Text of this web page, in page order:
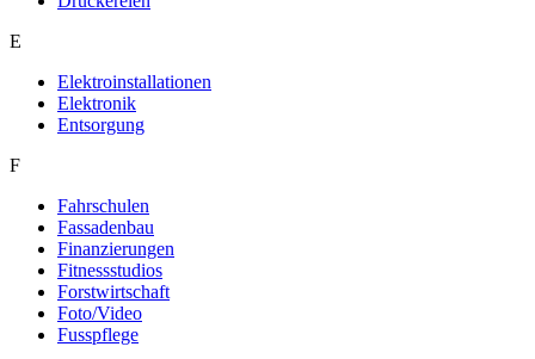
E
Elektroinstallationen
Elektronik
Entsorgung
F
Fahrschulen
Fassadenbau
Finanzierungen
Fitnessstudios
Forstwirtschaft
Foto/Video
Fusspflege